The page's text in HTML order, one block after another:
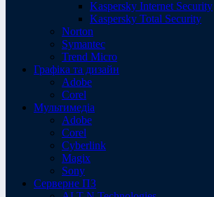
Kaspersky Internet Security
Kaspersky Total Security
Norton
Symantec
Trend Micro
Графіка та дизайн
Adobe
Corel
Мультимедіа
Adobe
Corel
Cyberlink
Magix
Sony
Серверне ПЗ